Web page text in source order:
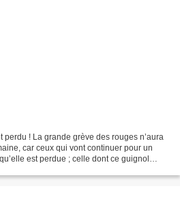
perdu ! La grande grève des rouges n’aura
car ceux qui vont continuer pour un
est perdue ; celle dont ce guignol